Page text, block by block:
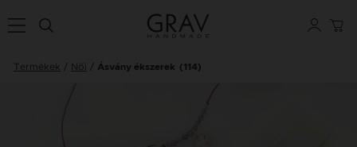
Termékek Női Ásvány ékszerek (114)